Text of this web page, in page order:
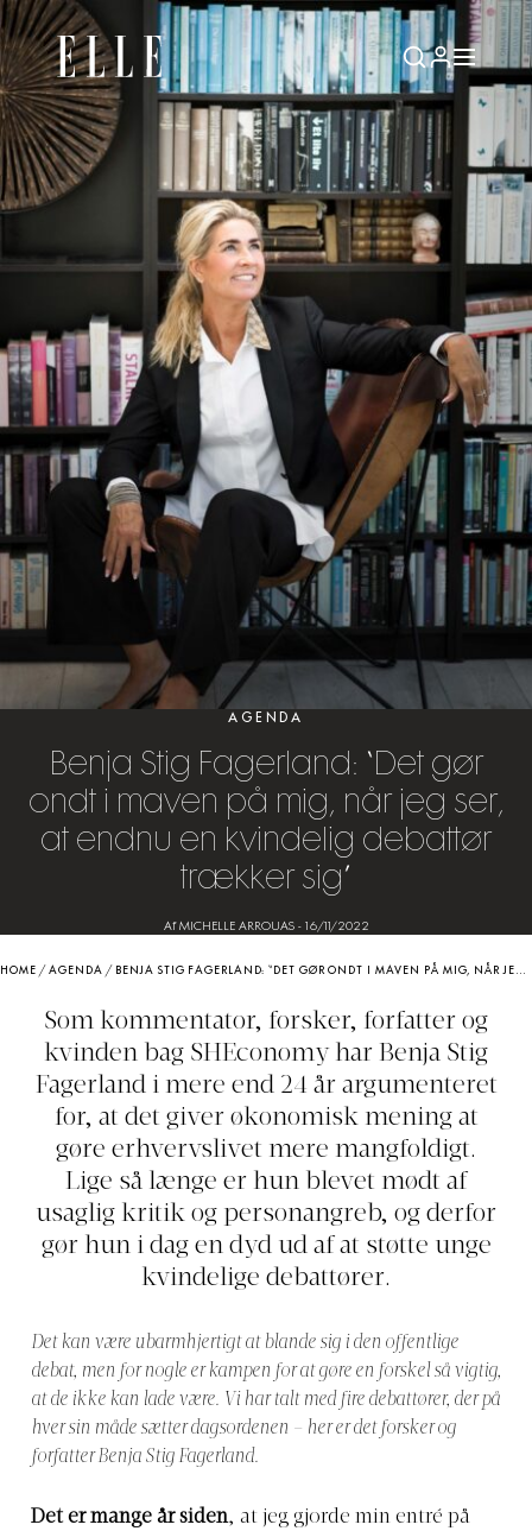
AGENDA
Benja Stig Fagerland: “Det gør
ondt i maven på mig, når jeg ser,
at endnu en kvindelig debattør
trækker sig”
Af MICHELLE ARROUAS- 16/11/2022
HOME /AGENDA / BENJA STIG FAGERLAND: “DET GØR ONDT I MAVEN PÅ MIG, NÅR JEG SER, AT ENDNU EN KVINDELIG DEBATTØR TRÆKKER SIG”
Som kommentator, forsker, forfatter og
kvinden bag SHEconomy har Benja Stig
Fagerland i mere end 24 år argumenteret
for, at det giver økonomisk mening at
gøre erhvervslivet mere mangfoldigt.
Lige så længe er hun blevet mødt af
usaglig kritik og personangreb, og derfor
gør hun i dag en dyd ud af at støtte unge
kvindelige debattører.
Det kan være ubarmhjertigt at blande sig i den offentlige
debat, men for nogle er kampen for at gøre en forskel så vigtig,
at de ikke kan lade være. Vi har talt med fire debattører, der på
hver sin måde sætter dagsordenen – her er det forsker og
forfatter Benja Stig Fagerland.
Det er mange år siden, at jeg gjorde min entré på